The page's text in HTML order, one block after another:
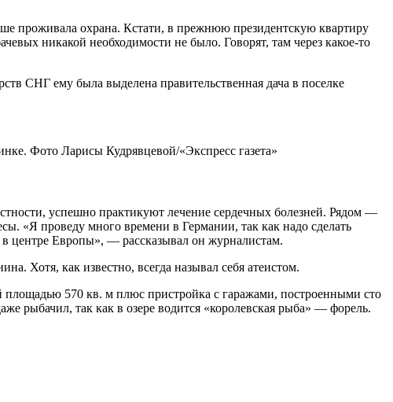
проживала охрана. Кстати, в прежнюю президентскую квартиру
никакой необходимости не было. Говорят, там через какое-то
СНГ ему была выделена правительственная дача в поселке
Фото Ларисы Кудрявцевой/«Экспресс газета»
успешно практикуют лечение сердечных болезней. Рядом —
«Я проведу много времени в Германии, так как надо сделать
центре Европы», — рассказывал он журналистам.
Хотя, как известно, всегда называл себя атеистом.
570 кв. м плюс пристройка с гаражами, построенными сто
рыбачил, так как в озере водится «королевская рыба» — форель.